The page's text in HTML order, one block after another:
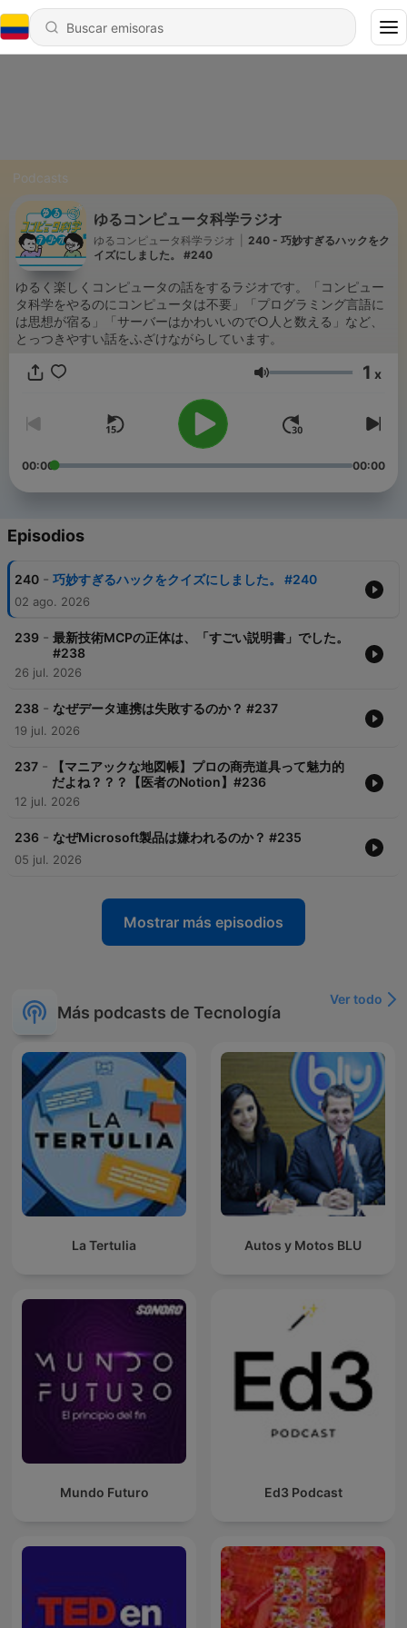
Podcasts
ゆるコンピュータ科学ラジオ
ゆるコンピュータ科学ラジオ
240 - 巧妙すぎるハックをク
イズにしました。 #240
ゆるく楽しくコンピュータの話をするラジオです。「コンピュー
タ科学をやるのにコンピュータは不要」「プログラミング言語に
は思想が宿る」「サーバーはかわいいので○人と数える」など、
とっつきやすい話をふざけながらしています。
Volumen 1 x
00:00 00:00
Episodios
240 - 巧妙すぎるハックをクイズにしました。 #240
02 ago. 2026
239 - 最新技術MCPの正体は、「すごい説明書」でした。
#238
26 jul. 2026
238 - なぜデータ連携は失敗するのか？ #237
19 jul. 2026
237 -
【マニアックな地図帳】プロの商売道具って魅力的
だよね？？？【医者のNotion】#236
12 jul. 2026
236 - なぜMicrosoft製品は嫌われるのか？ #235
05 jul. 2026
Mostrar más episodios
Más podcasts de Tecnología
Ver todo
La Tertulia Autos y Motos BLU
Mundo Futuro Ed3 Podcast